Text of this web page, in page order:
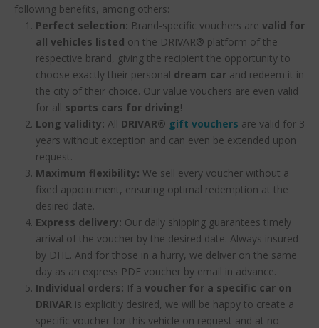
following benefits, among others:
Perfect selection: Brand-specific vouchers are valid for
all vehicles listed on the DRIVAR® platform of the
respective brand, giving the recipient the opportunity to
choose exactly their personal dream car and redeem it in
the city of their choice. Our value vouchers are even valid
for all sports cars for driving!
Long validity: All DRIVAR® gift vouchers are valid for 3
years without exception and can even be extended upon
request.
Maximum flexibility: We sell every voucher without a
fixed appointment, ensuring optimal redemption at the
desired date.
Express delivery: Our daily shipping guarantees timely
arrival of the voucher by the desired date. Always insured
by DHL. And for those in a hurry, we deliver on the same
day as an express PDF voucher by email in advance.
Individual orders: If a voucher for a specific car on
DRIVAR is explicitly desired, we will be happy to create a
specific voucher for this vehicle on request and at no